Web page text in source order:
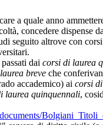
a quale anno
concedere dispense
seguito altrove con
dai corsi di laurea
laurea breve che
accademico) ai corsi
laurea quinquennali,